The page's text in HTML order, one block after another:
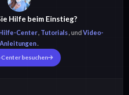
Dänisch OPUS zu
Dänisch WAV zu Text
Hilfe beim Einstieg?
Center, Tutorials, undVideo-
Anleitungen.
besuchen